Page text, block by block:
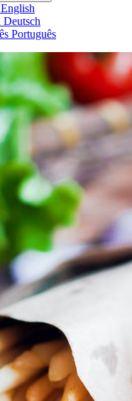
English
Deutsch
Português